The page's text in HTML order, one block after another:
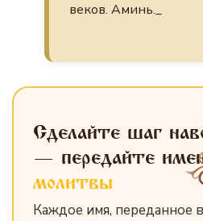
веков. Аминь._
Сделайте шаг
— передайте
молитвы
Каждое имя, переданное